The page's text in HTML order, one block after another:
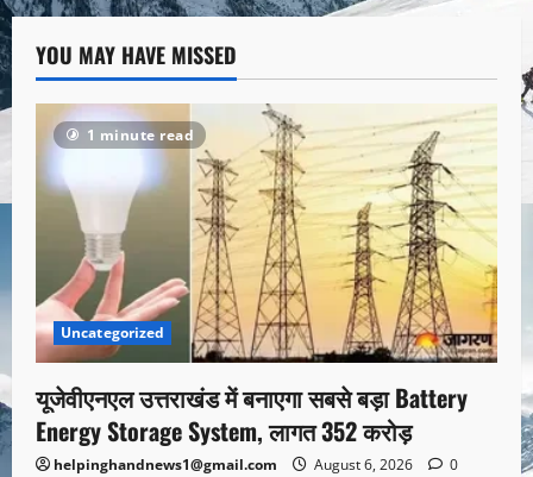
YOU MAY HAVE MISSED
1 minute read
Uncategorized
यूजेवीएनएल उत्तराखंड में बनाएगा सबसे बड़ा Battery
Energy Storage System, लागत 352 करोड़
helpinghandnews1@gmail.com August 6, 2026
0